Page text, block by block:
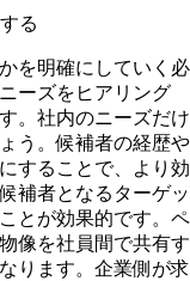
る
を明確にしていく必
ーズをヒアリング
。社内のニーズだけ
う。候補者の経歴や
することで、より効
補者となるターゲッ
とが効果的です。ペ
像を社員間で共有す
ります。企業側が求